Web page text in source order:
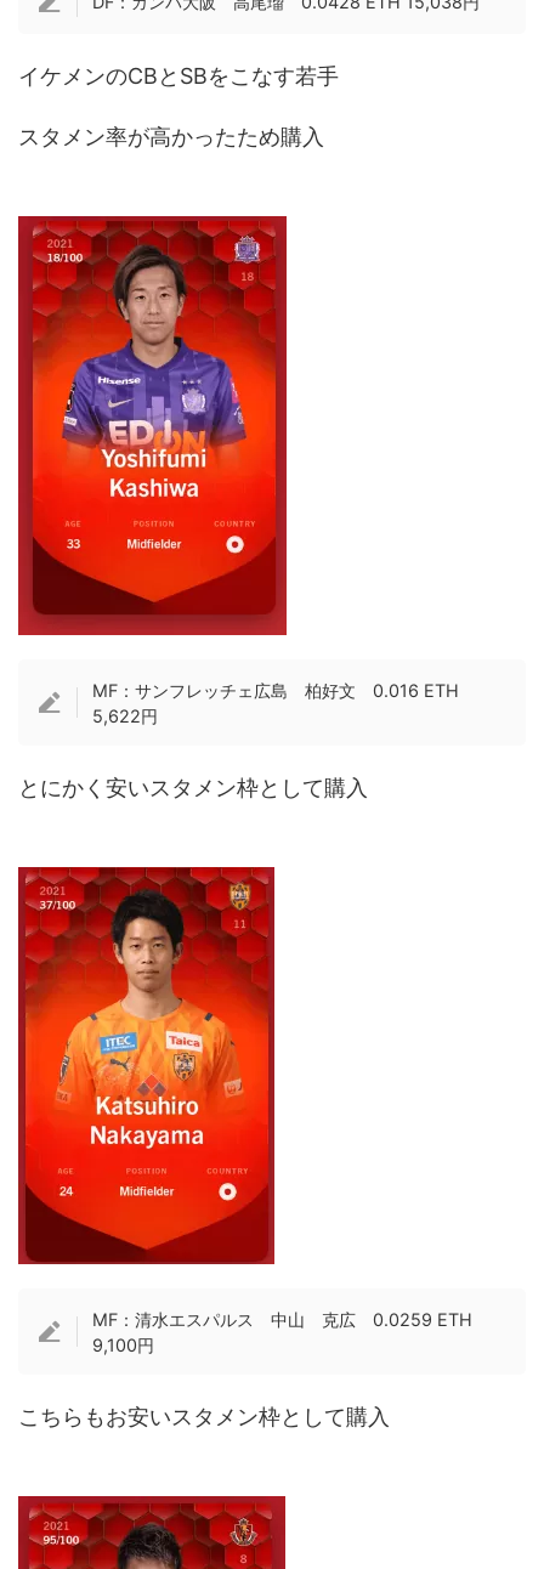
イケメンのCBとSBをこなす若手
スタメン率が高かったため購入
MF：サンフレッチェ広島 柏好文 0.016 ETH
5,622円
とにかく安いスタメン枠として購入
MF：清水エスパルス 中山 克広 0.0259 ETH
9,100円
こちらもお安いスタメン枠として購入